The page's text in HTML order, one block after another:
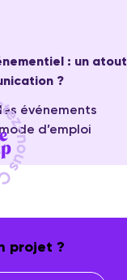
: un atout
?
événements
d’emploi
projet ?